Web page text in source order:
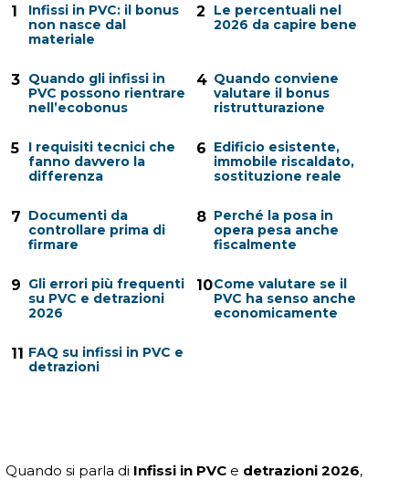
1
Infissi in PVC: il bonus
non nasce dal
materiale
2
Le percentuali nel
2026 da capire bene
3 Quando gli infissi in
PVC possono rientrare
nell’ecobonus
4 Quando conviene
valutare il bonus
ristrutturazione
5
I requisiti tecnici che
fanno davvero la
differenza
6 Edificio esistente,
immobile riscaldato,
sostituzione reale
7 Documenti da
controllare prima di
firmare
8 Perché la posa in
opera pesa anche
fiscalmente
9 Gli errori più frequenti
su PVC e detrazioni
2026
10Come valutare se il
PVC ha senso anche
economicamente
11 FAQ su infissi in PVC e
detrazioni
Quando si parla di Infissi in PVC e detrazioni 2026,